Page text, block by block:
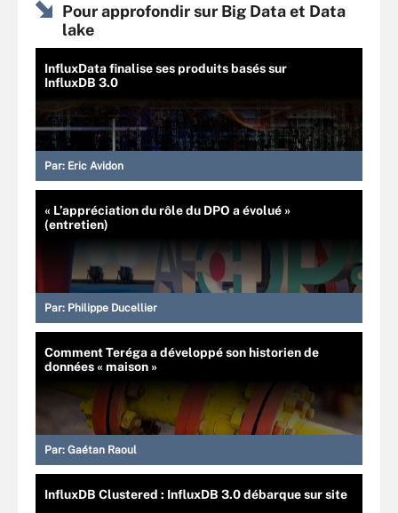
Pour approfondir sur Big Data et Data
lake
InfluxData finalise ses produits basés sur
InfluxDB 3.0
Par: Eric Avidon
« L’appréciation du rôle du DPO a évolué »
(entretien)
Par: Philippe Ducellier
Comment Teréga a développé son historien de
données « maison »
Par: Gaétan Raoul
InfluxDB Clustered : InfluxDB 3.0 débarque sur site